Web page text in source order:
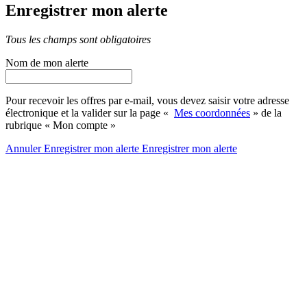
Enregistrer mon alerte
Tous les champs sont obligatoires
Nom de mon alerte
Pour recevoir les offres par e-mail, vous devez saisir votre adresse
électronique et la valider sur la page « Mes coordonnées » de la
rubrique « Mon compte »
AnnulerEnregistrer mon alerte Enregistrermon alerte